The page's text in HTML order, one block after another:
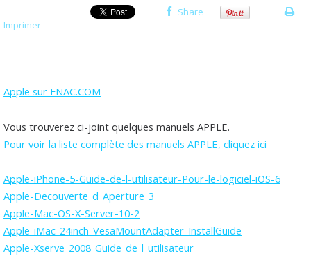
Share
Imprimer
Apple sur FNAC.COM
Vous trouverez ci-joint quelques manuels APPLE.
Pour voir la liste complète des manuels APPLE, cliquez ici
Apple-iPhone-5-Guide-de-l-utilisateur-Pour-le-logiciel-iOS-6
Apple-Decouverte_d_Aperture_3
Apple-Mac-OS-X-Server-10-2
Apple-iMac_24inch_VesaMountAdapter_InstallGuide
Apple-Xserve_2008_Guide_de_l_utilisateur